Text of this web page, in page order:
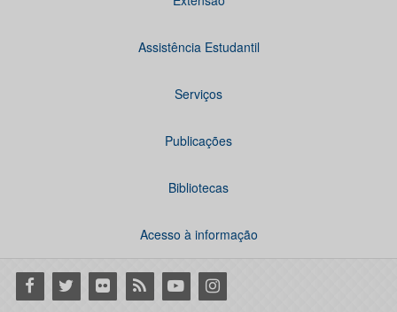
Assistência Estudantil
Serviços
Publicações
Bibliotecas
Acesso à informação
Facebook
Twitter Flickr RSS YoutubeInstagram